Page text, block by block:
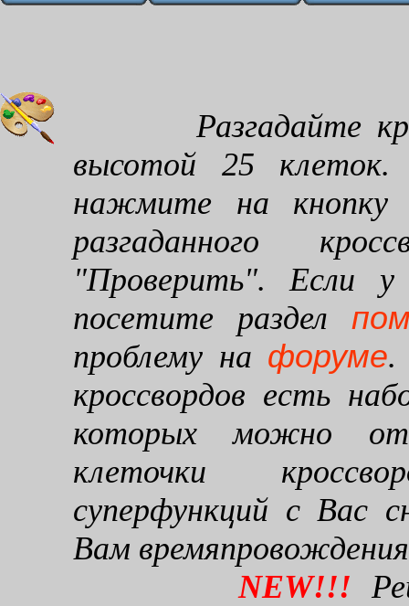
Разгадайте
высотой 25 клеток.
нажмите на кнопку
разгаданного
"Проверить". Если
посетите раздел
проблему на форуме.
кроссвордов есть
которых можно
клеточки
суперфункций с Вас
Вам
NEW!!!